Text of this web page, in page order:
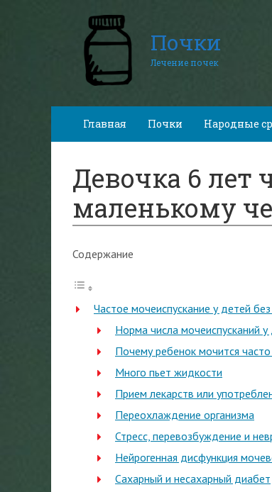
Почки
Лечение почек
Главная Почки Народные
Девочка 6 лет
маленькому
Содержание
Частое мочеиспускание у детей
Норма числа мочеиспусканий у
Почему ребенок мочится
Много пьет жидкости
Прием лекарств или
Переохлаждение организма
Стресс, перевозбуждение и
Нейрогенная дисфункция
Сахарный и несахарный диабет